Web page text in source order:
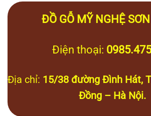
ĐỒ GỖ MỸ NGHỆ
Điện thoại:
Địa chỉ: 15/38 đường Đình Hát,
Đồng – Hà Nội.